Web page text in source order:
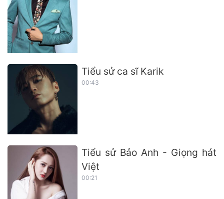
Tiểu sử ca sĩ Karik
00:43
Tiểu sử Bảo Anh - Giọng hát
Việt
00:21